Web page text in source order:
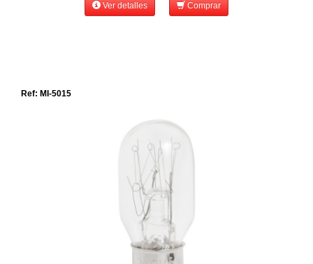
Ver detalles Comprar
Ref: MI-5015